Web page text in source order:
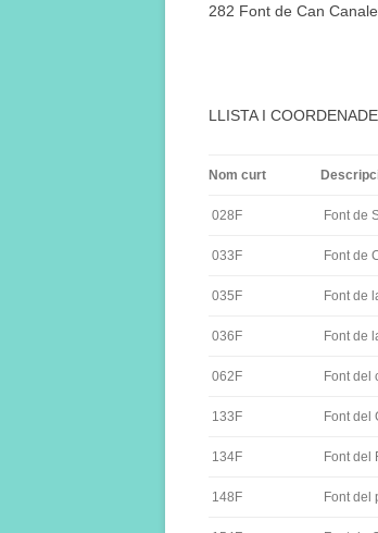
282 Font de Can
LLISTA I
Nom curt
028F Font de
033F Font de
035F Font de
036F Font de
062F Font del
133F Font del
134F Font del
148F Font del